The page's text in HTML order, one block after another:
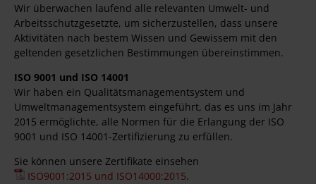
Wir überwachen laufend alle relevanten Umwelt- und
Arbeitsschutzgesetzte, um sicherzustellen, dass unsere
Aktivitäten nach bestem Wissen und Gewissem mit den
geltenden gesetzlichen Bestimmungen übereinstimmen.
ISO 9001 und ISO 14001
Wir haben ein Qualitätsmanagementsystem und
Umweltmanagementsystem eingeführt, das es uns im Jahr
2015 ermöglichte, alle Normen für die Erlangung der ISO
9001 und ISO 14001-Zertifizierung zu erfüllen.
Sie können unsere Zertifikate einsehen
ISO9001:2015 und ISO14000:2015.